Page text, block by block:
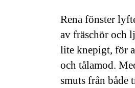
Rena fönster
av fräschör och
lite knepigt, för
och tålamod.
smuts från